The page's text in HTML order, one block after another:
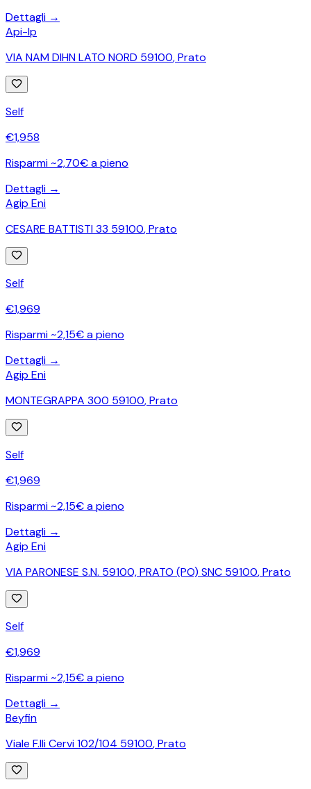
Dettagli →
Api-Ip
VIA NAM DIHN LATO NORD 59100,Prato
Self
€1,958
Risparmi ~2,70€ a pieno
Dettagli →
Agip Eni
CESARE BATTISTI 33 59100,Prato
Self
€1,969
Risparmi ~2,15€ a pieno
Dettagli →
Agip Eni
MONTEGRAPPA 300 59100,Prato
Self
€1,969
Risparmi ~2,15€ a pieno
Dettagli →
Agip Eni
VIA PARONESE S.N. 59100, PRATO (PO) SNC 59100,Prato
Self
€1,969
Risparmi ~2,15€ a pieno
Dettagli →
Beyfin
Viale F.lli Cervi 102/104 59100,Prato